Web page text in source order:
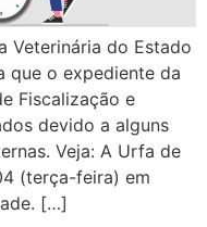
Veterinária do Estado
que o expediente da
Fiscalização e
devido a alguns
Veja: A Urfa de
(terça-feira) em
[…]